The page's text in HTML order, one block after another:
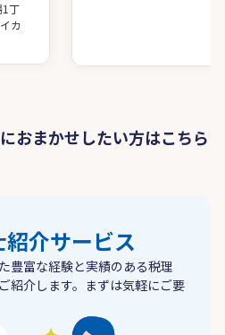
1丁
カ
おまかせしたい方はこちら
介サービス
豊富な経験と実績のある税理
紹介します。まずは気軽にご要